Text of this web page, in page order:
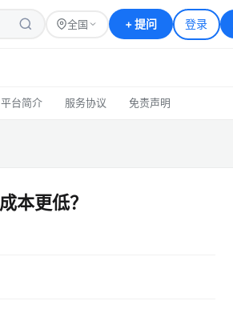
全国 +提问 登录
平台简介 服务协议 免责声明
本更低？